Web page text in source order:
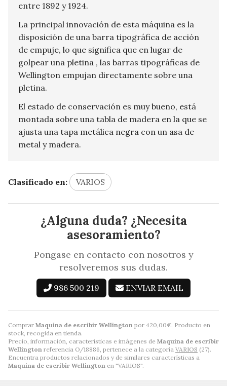
Comprar Maquina de escribir Wellington por 420,00€. Producto en
stock, recogida en tienda.
Precio, información, características e imágenes de Maquina de escribir
Wellington referencia O/18886, pertenece a la categoría VARIOS (27).
Encuentra productos relacionados y de similares características a
Maquina de escribir Wellington en "VARIOS".
entre 1892 y 1924.
La principal innovación de esta máquina es la
disposición de una barra tipográfica de acción
de empuje, lo que significa que en lugar de
golpear una pletina , las barras tipográficas de
Wellington empujan directamente sobre una
pletina.
El estado de conservación es muy bueno, está
montada sobre una tabla de madera en la que se
ajusta una tapa metálica negra con un asa de
metal y madera.
Clasificado en: VARIOS
¿Alguna duda? ¿Necesita
asesoramiento?
Pongase en contacto con nosotros y
resolveremos sus dudas.
986 500 219 ENVIAR EMAIL